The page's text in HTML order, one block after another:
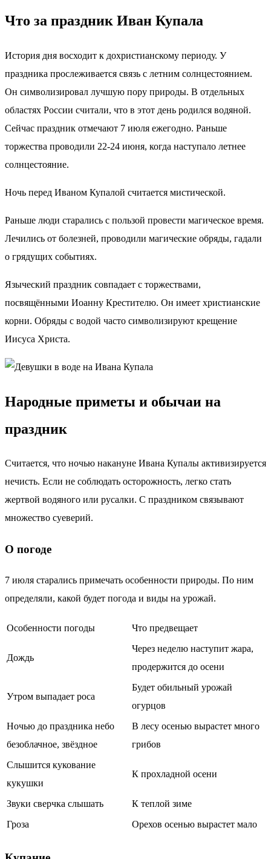
Что за праздник Иван Купала
История дня восходит к дохристианскому периоду. У
праздника прослеживается связь с летним солнцестоянием.
Он символизировал лучшую пору природы. В отдельных
областях России считали, что в этот день родился водяной.
Сейчас праздник отмечают 7 июля ежегодно. Раньше
торжества проводили 22-24 июня, когда наступало летнее
солнцестояние.
Ночь перед Иваном Купалой считается мистической.
Раньше люди старались с пользой провести магическое время.
Лечились от болезней, проводили магические обряды, гадали
о грядущих событиях.
Языческий праздник совпадает с торжествами,
посвящёнными Иоанну Крестителю. Он имеет христианские
корни. Обряды с водой часто символизируют крещение
Иисуса Христа.
Народные приметы и обычаи на
праздник
Считается, что ночью накануне Ивана Купалы активизируется
нечисть. Если не соблюдать осторожность, легко стать
жертвой водяного или русалки. С праздником связывают
множество суеверий.
О погоде
7 июля старались примечать особенности природы. По ним
определяли, какой будет погода и виды на урожай.
Особенности погоды Что предвещает
Дождь
Через неделю наступит жара,
продержится до осени
Утром выпадает роса
Будет обильный урожай
огурцов
Ночью до праздника небо
безоблачное, звёздное
В лесу осенью вырастет много
грибов
Слышится кукование
кукушки
К прохладной осени
Звуки сверчка слышать
К теплой зиме
Гроза
Орехов осенью вырастет мало